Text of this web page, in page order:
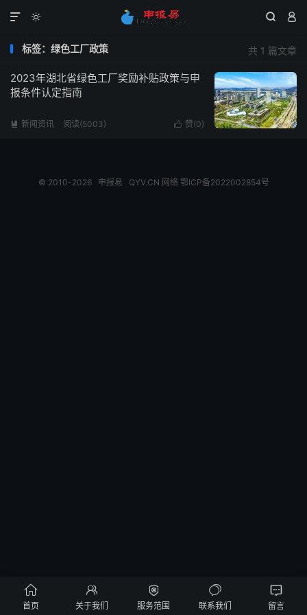
  

共 1 篇文章
标签：绿色工厂政策
2023年湖北省绿色工厂奖励补贴政策与申
报条件认定指南
 赞(0)
 新闻资讯 阅读(5003)
© 2010-2026 申报易 QYV.CN 网络 鄂ICP备2022002854号

首页

关于我们

服务范围

联系我们

留言